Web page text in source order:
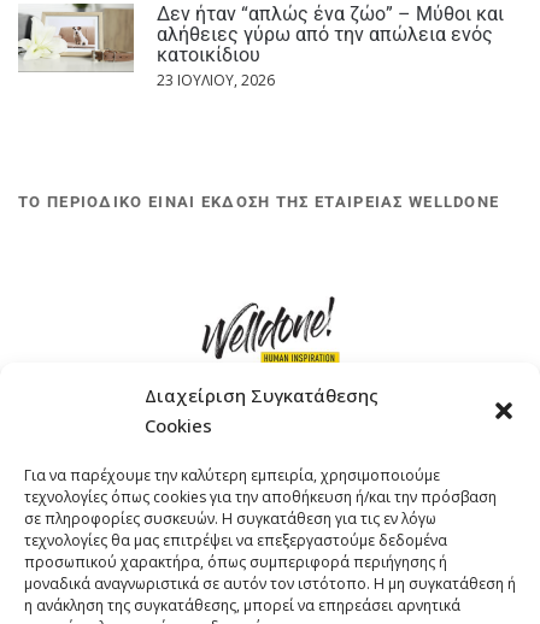
Διαχείριση Συγκατάθεσης
Cookies
Για να παρέχουμε την καλύτερη εμπειρία, χρησιμοποιούμε
τεχνολογίες όπως cookies για την αποθήκευση ή/και την πρόσβαση
σε πληροφορίες συσκευών. Η συγκατάθεση για τις εν λόγω
τεχνολογίες θα μας επιτρέψει να επεξεργαστούμε δεδομένα
προσωπικού χαρακτήρα, όπως συμπεριφορά περιήγησης ή
μοναδικά αναγνωριστικά σε αυτόν τον ιστότοπο. Η μη συγκατάθεση ή
η ανάκληση της συγκατάθεσης, μπορεί να επηρεάσει αρνητικά
Δεν ήταν “απλώς ένα ζώο” – Μύθοι και
αλήθειες γύρω από την απώλεια ενός
κατοικίδιου
23 ΙΟΥΛΊΟΥ, 2026
ΤΟ ΠΕΡΙΟΔΙΚΟ ΕΙΝΑΙ ΕΚΔΟΣΗ ΤΗΣ ΕΤΑΙΡΕΙΑΣ WELLDONE
ΤΗΛΕΦΩΝΟ: +30 211 4021758
EMAIL:info@welldone.com.gr